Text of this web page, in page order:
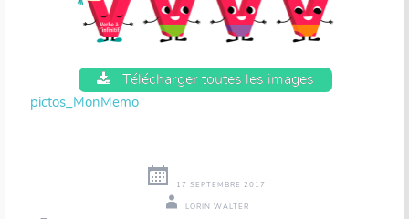
Télécharger toutes les images
pictos_MonMemo
17 SEPTEMBRE 2017
LORIN WALTER